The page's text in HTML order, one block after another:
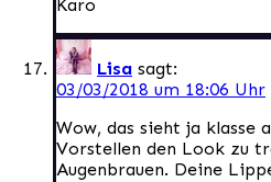
Karo
Lisa sagt:
03/03/2018 um 18:06 Uhr
Wow, das sieht ja klasse
Vorstellen den Look zu
Augenbrauen. Deine